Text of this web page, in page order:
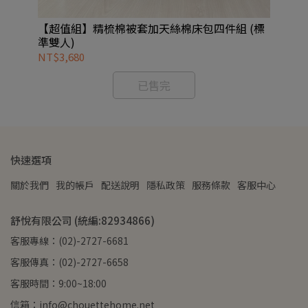
【超值組】精梳棉被套加天絲棉床包四件組 (標
準雙人)
NT$3,680
已售完
快速選項
關於我們 我的帳戶 配送說明 隱私政策 服務條款 客服中心
舒悅有限公司 (統編:82934866)
客服專線：(02)-2727-6681
客服傳真：(02)-2727-6658
客服時間：9:00~18:00
信箱：info@chouettehome.net